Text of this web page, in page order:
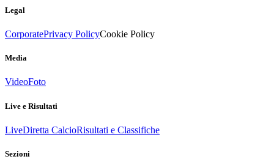
Legal
CorporatePrivacy PolicyCookie Policy
Media
VideoFoto
Live e Risultati
LiveDiretta CalcioRisultati e Classifiche
Sezioni